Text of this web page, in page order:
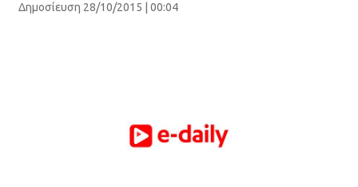
Viral
Δημοσίευση 28/10/2015 | 00:04